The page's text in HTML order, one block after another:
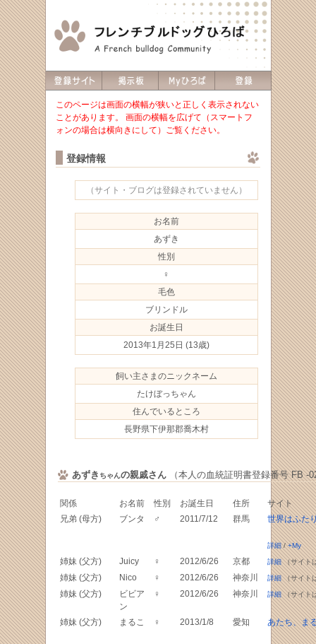
このページは画面の横幅が狭いと正しく表示されない
ことがあります。 画面の横幅を広げて（スマートフ
ォンの場合は横向きにして）ご覧ください。
登録情報
（サイト・ブログは登録されていません）
お名前
あずき
性別
♀
毛色
ブリンドル
お誕生日
2013年1月25日 (13歳)
飼い主さまのニックネーム
たけぼっちゃん
住んでいるところ
長野県下伊那郡喬木村
あずき ちゃんの親戚さん（本人の血統証明書登録番号 FB -
関係 お名前 性別 お誕生日 住所
サイト
兄弟 (母方)
ブンタ ♂ 2011/7/12 群馬 世界はふた
詳細/+My
姉妹 (父方) Juicy ♀ 2012/6/26 京都 詳細（サイト
姉妹 (父方) Nico ♀ 2012/6/26 神奈川 詳細（サイト
姉妹 (父方)
ビビア
ン
♀ 2012/6/26 神奈川 詳細（サイト
姉妹 (父方) まるこ ♀ 2013/1/8 愛知 あたち、ま